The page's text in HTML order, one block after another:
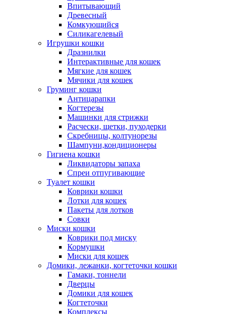
Впитывающий
Древесный
Комкующийся
Силикагелевый
Игрушки кошки
Дразнилки
Интерактивные для кошек
Мягкие для кошек
Мячики для кошек
Груминг кошки
Антицарапки
Когтерезы
Машинки для стрижки
Расчески, щетки, пуходерки
Скребницы, колтунорезы
Шампуни,кондиционеры
Гигиена кошки
Ликвидаторы запаха
Спреи отпугивающие
Туалет кошки
Коврики кошки
Лотки для кошек
Пакеты для лотков
Совки
Миски кошки
Коврики под миску
Кормушки
Миски для кошек
Домики, лежанки, когтеточки кошки
Гамаки, тоннели
Дверцы
Домики для кошек
Когтеточки
Комплексы